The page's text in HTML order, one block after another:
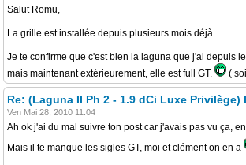
Salut Romu,
La grille est installée depuis plusieurs mois déjà.
Je te confirme que c'est bien la laguna que j'ai depuis
mais maintenant extérieurement, elle est full GT.
(
Re: (Laguna II Ph 2 - 1.9 dCi Luxe Privilège)
Ven Mai 28, 2010 11:04
Ah ok j'ai du mal suivre ton post car j'avais pas vu ça,
Mais il te manque les sigles GT, moi et clément on en a